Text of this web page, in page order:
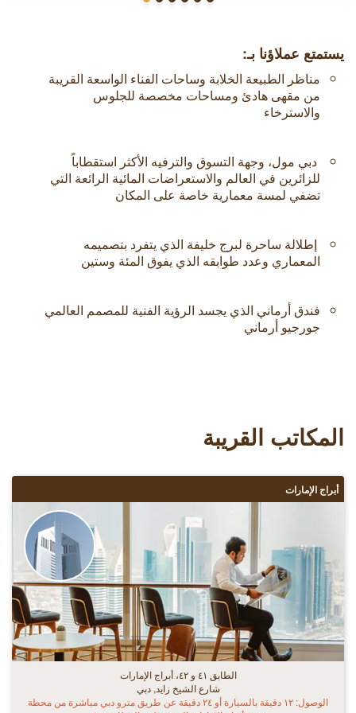
يستمتع عملاؤنا بـ:
مناظر الطبيعة الخلابة وساحات الفناء الواسعة القريبة
من مقهى هادئ ومساحات مخصصة للجلوس
والاسترخاء
دبي مول، وجهة التسوق والترفيه الأكثر استقطاباً
للزائرين في العالم والاستعراضات المائية الرائعة التي
تضفي لمسة معمارية خاصة على المكان
إطلالة ساحرة لبرج خليفة الذي يتفرد بتصميمه
المعماري وعدد طوابقه الذي يفوق المئة وستين
فندق أرماني الذي يجسد الرؤية الفنية للمصمم العالمي
جورجيو أرماني
المكاتب القريبة
أبراج الإمارات
الطابق ٤١ و ٤٢، أبراج الإمارات
شارع الشيخ زايد, دبي
الوصول: ١٢ دقيقة بالسيارة أو ٢٤ دقيقة عن طريق مترو دبي مباشرة من محطة